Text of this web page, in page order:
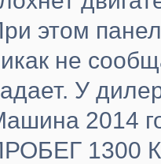
этом
не
У
2014
1300